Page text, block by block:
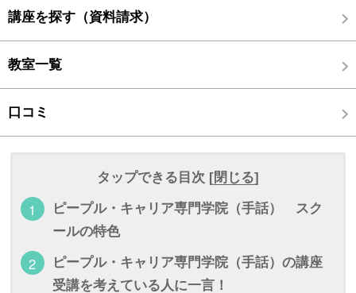
講座を探す（資料請求）
教室一覧
口コミ
タップできる目次 [閉じる]
ピープル・キャリア専門学院（手話） スク
ールの特色
ピープル・キャリア専門学院（手話）の講座
受講を考えている人に一言！